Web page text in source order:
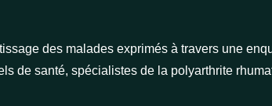
des malades exprimés à travers une
de santé, spécialistes de la polyarthrite